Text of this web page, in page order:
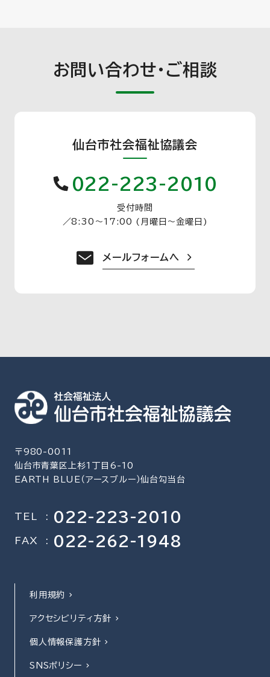
お問い合わせ・ご相談
仙台市社会福祉協議会
022-223-2010
受付時間
／8:30〜17:00 (月曜日〜金曜日)
メールフォームへ
〒980-0011
仙台市青葉区上杉1丁目6-10
EARTH BLUE（アースブルー）仙台勾当台
TEL : 022-223-2010
FAX : 022-262-1948
利用規約
アクセシビリティ方針
個人情報保護方針
SNSポリシー